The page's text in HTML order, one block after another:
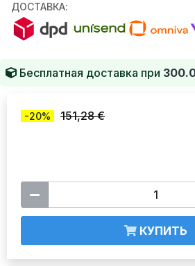
ДОСТАВКА:
Бесплатная доставка при
-20% 151,28 €
КУПИТЬ